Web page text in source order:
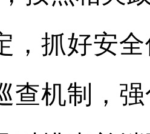
，抓好安
查机制，